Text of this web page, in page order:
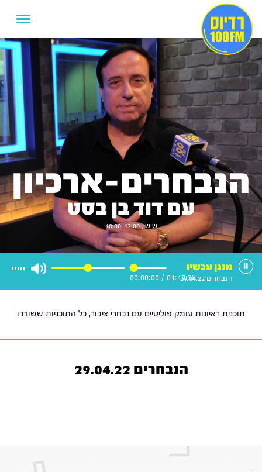
הנבחרים-ארכיון
עם דוד בן בסט
שישי, 10:00-12:00
01:17:38
/
00:00:00
מנגן עכשיו
הנבחרים 29.04.22
תוכנית ראיונות עומק פוליטיים עם נבחרי ציבור, כל התוכניות ששודרו
הנבחרים 29.04.22